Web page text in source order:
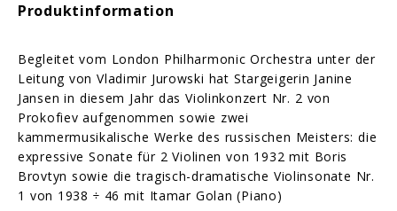
Produktinformation
Begleitet vom London Philharmonic Orchestra unter der
Leitung von Vladimir Jurowski hat Stargeigerin Janine
Jansen in diesem Jahr das Violinkonzert Nr. 2 von
Prokofiev aufgenommen sowie zwei
kammermusikalische Werke des russischen Meisters: die
expressive Sonate für 2 Violinen von 1932 mit Boris
Brovtyn sowie die tragisch-dramatische Violinsonate Nr.
1 von 1938 ÷ 46 mit Itamar Golan (Piano)